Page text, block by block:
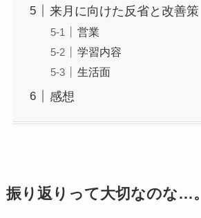
来月に向けた反省と改善策
営業
学習内容
生活面
感想
振り返りって大切なのな…。